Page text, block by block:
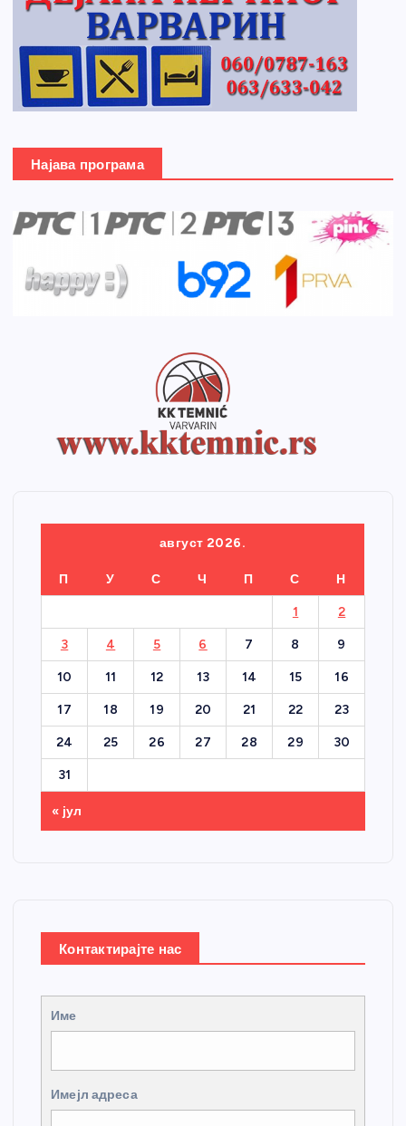
Најава програма
август 2026.
П У С Ч П С Н
1 2
3 4 5 6 7 8 9
10 11 12 13 14 15 16
17 18 19 20 21 22 23
24 25 26 27 28 29 30
31
« јул
Контактирајте нас
Име
Имејл адреса